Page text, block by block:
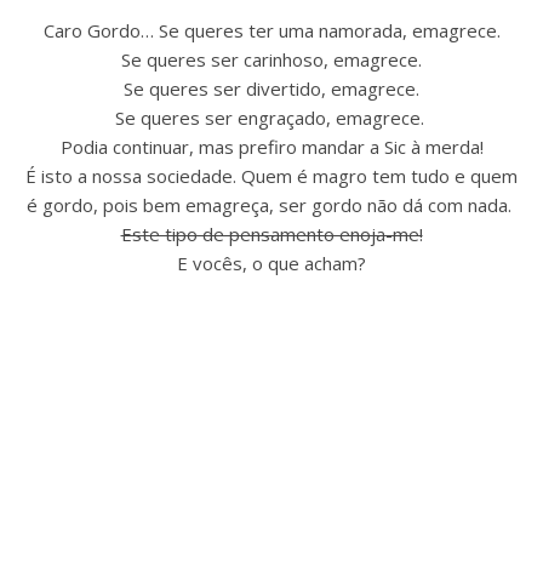
Caro Gordo… Se queres ter uma namorada, emagrece.
Se queres ser carinhoso, emagrece.
Se queres ser divertido, emagrece.
Se queres ser engraçado, emagrece.
Podia continuar, mas prefiro mandar a Sic à merda!
É isto a nossa sociedade. Quem é magro tem tudo e quem
é gordo, pois bem emagreça, ser gordo não dá com nada.
Este tipo de pensamento enoja-me!
E vocês, o que acham?